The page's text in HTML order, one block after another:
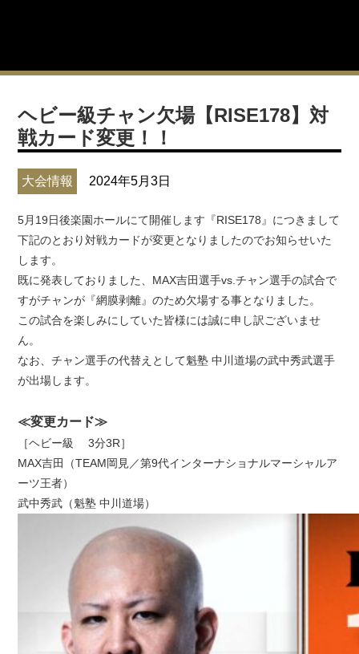
ヘビー級チャン欠場【RISE178】対
戦カード変更！！
大会情報 2024年5月3日
5月19日後楽園ホールにて開催します『RISE178』につきまして
下記のとおり対戦カードが変更となりましたのでお知らせいた
します。
既に発表しておりました、MAX吉田選手vs.チャン選手の試合で
すがチャンが『網膜剥離』のため欠場する事となりました。
この試合を楽しみにしていた皆様には誠に申し訳ございませ
ん。
なお、チャン選手の代替えとして魁塾 中川道場の武中秀武選手
が出場します。
≪変更カード≫
［ヘビー級 3分3R］
MAX吉田（TEAM岡見／第9代インターナショナルマーシャルア
ーツ王者）
武中秀武（魁塾 中川道場）